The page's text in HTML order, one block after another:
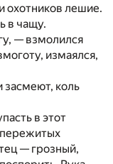
охотников лешие.
в чащу.
— взмолился
измаялся,
засмеют, коль
в этот
пережитых
— грозный,